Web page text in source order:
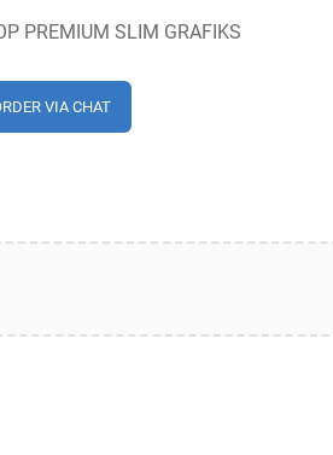
PREMIUM SLIM GRAFIKS
VIA CHAT